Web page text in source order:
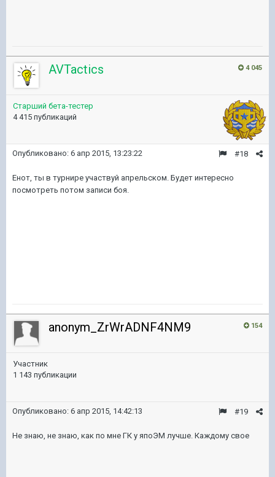
4 045
AVTactics
Старший бета-тестер
4 415 публикаций
#18
Опубликовано: 6 апр 2015, 13:23:22
Енот, ты в турнире участвуй апрельском. Будет интересно
посмотреть потом записи боя.
154
anonym_ZrWrADNF4NM9
Участник
1 143 публикации
#19
Опубликовано: 6 апр 2015, 14:42:13
Не знаю, не знаю, как по мне ГК у япоЭМ лучше. Каждому свое